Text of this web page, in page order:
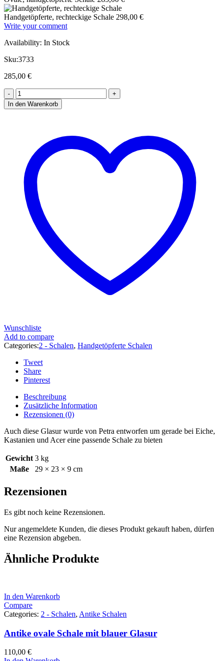
Handgetöpferte, rechteckige Schale 298,00 €
Write your comment
Availability: In Stock
Sku:3733
285,00 €
In den Warenkorb
Wunschliste
Add to compare
Categories:2 - Schalen, Handgetöpferte Schalen
Tweet
Share
Pinterest
Beschreibung
Zusätzliche Information
Rezensionen (0)
Auch diese Glasur wurde von Petra entworfen um gerade bei Eiche,
Kastanien und Acer eine passende Schale zu bieten
Gewicht 3 kg
Maße
29 × 23 × 9 cm
Rezensionen
Es gibt noch keine Rezensionen.
Nur angemeldete Kunden, die dieses Produkt gekauft haben, dürfen
eine Rezension abgeben.
Ähnliche Produkte
In den Warenkorb
Compare
Categories: 2 - Schalen, Antike Schalen
Antike ovale Schale mit blauer Glasur
110,00 €